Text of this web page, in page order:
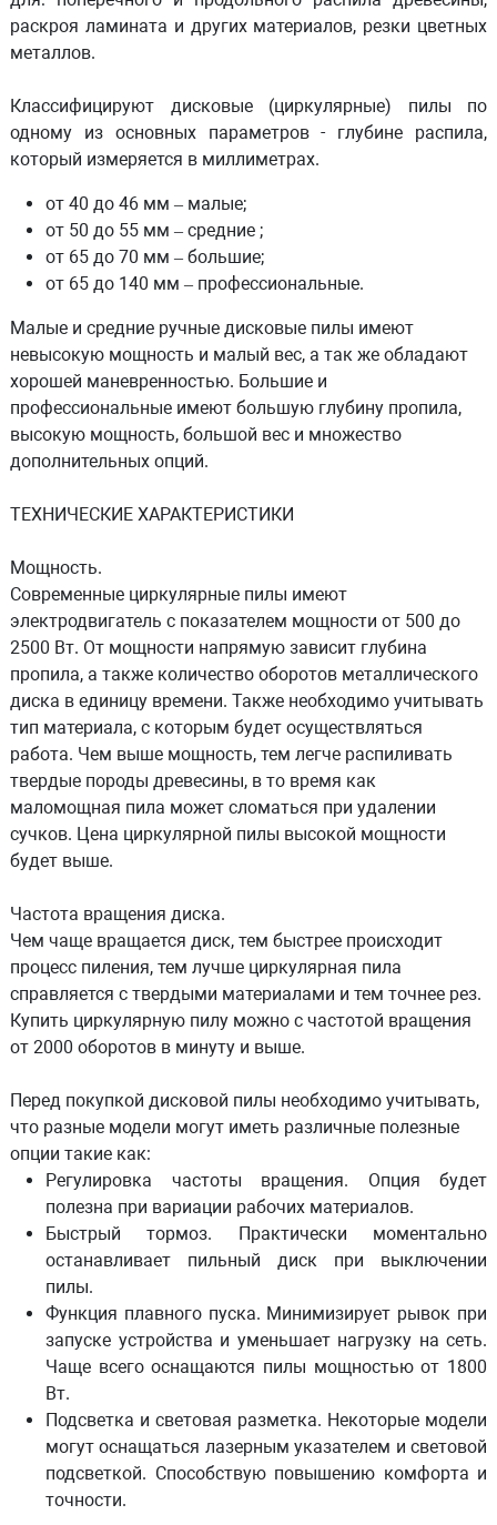
раскроя ламината и других материалов, резки цветных
металлов.
Классифицируют дисковые (циркулярные) пилы по
одному из основных параметров - глубине распила,
который измеряется в миллиметрах.
от 40 до 46 мм ‒ малые;
от 50 до 55 мм ‒ средние ;
от 65 до 70 мм ‒ большие;
от 65 до 140 мм ‒ профессиональные.
Малые и средние ручные дисковые пилы имеют
невысокую мощность и малый вес, а так же обладают
хорошей маневренностью. Большие и
профессиональные имеют большую глубину пропила,
высокую мощность, большой вес и множество
дополнительных опций.
ТЕХНИЧЕСКИЕ ХАРАКТЕРИСТИКИ
Мощность.
Современные циркулярные пилы имеют
электродвигатель с показателем мощности от 500 до
2500 Вт. От мощности напрямую зависит глубина
пропила, а также количество оборотов металлического
диска в единицу времени. Также необходимо учитывать
тип материала, с которым будет осуществляться
работа. Чем выше мощность, тем легче распиливать
твердые породы древесины, в то время как
маломощная пила может сломаться при удалении
сучков. Цена циркулярной пилы высокой мощности
будет выше.
Частота вращения диска.
Чем чаще вращается диск, тем быстрее происходит
процесс пиления, тем лучше циркулярная пила
справляется с твердыми материалами и тем точнее рез.
Купить циркулярную пилу можно с частотой вращения
от 2000 оборотов в минуту и выше.
Перед покупкой дисковой пилы необходимо учитывать,
что разные модели могут иметь различные полезные
опции такие как:
Регулировка частоты вращения. Опция будет
полезна при вариации рабочих материалов.
Быстрый тормоз. Практически моментально
останавливает пильный диск при выключении
пилы.
Функция плавного пуска. Минимизирует рывок при
запуске устройства и уменьшает нагрузку на сеть.
Чаще всего оснащаются пилы мощностью от 1800
Вт.
Подсветка и световая разметка. Некоторые модели
могут оснащаться лазерным указателем и световой
подсветкой. Способствую повышению комфорта и
точности.